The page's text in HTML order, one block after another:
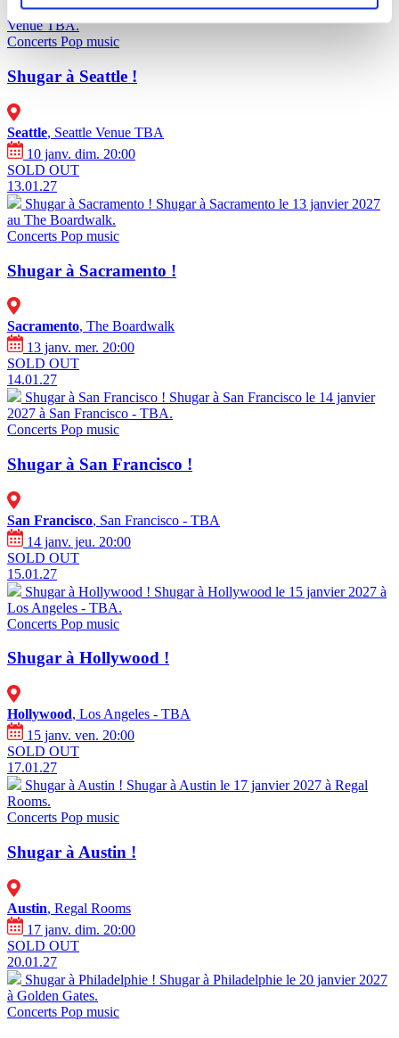
Shugar à Seattle ! Shugar à Seattle le 10 janvier 2027 à Seattle
Venue TBA.
Concerts Pop music
Shugar à Seattle !
Seattle, Seattle Venue TBA
10 janv. dim. 20:00
SOLD OUT
13.01.27
Shugar à Sacramento ! Shugar à Sacramento le 13 janvier 2027
au The Boardwalk.
Concerts Pop music
Shugar à Sacramento !
Sacramento, The Boardwalk
13 janv. mer. 20:00
SOLD OUT
14.01.27
Shugar à San Francisco ! Shugar à San Francisco le 14 janvier
2027 à San Francisco - TBA.
Concerts Pop music
Shugar à San Francisco !
San Francisco, San Francisco - TBA
14 janv. jeu. 20:00
SOLD OUT
15.01.27
Shugar à Hollywood ! Shugar à Hollywood le 15 janvier 2027 à
Los Angeles - TBA.
Concerts Pop music
Shugar à Hollywood !
Hollywood, Los Angeles - TBA
15 janv. ven. 20:00
SOLD OUT
17.01.27
Shugar à Austin ! Shugar à Austin le 17 janvier 2027 à Regal
Rooms.
Concerts Pop music
Shugar à Austin !
Austin, Regal Rooms
17 janv. dim. 20:00
SOLD OUT
20.01.27
Shugar à Philadelphie ! Shugar à Philadelphie le 20 janvier 2027
à Golden Gates.
Concerts Pop music